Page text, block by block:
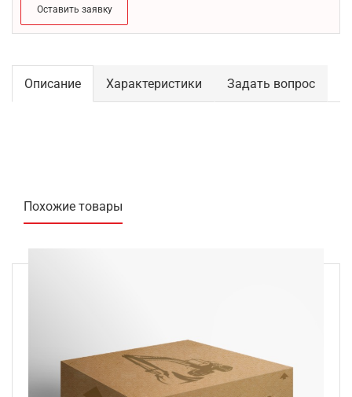
Оставить заявку
Описание Характеристики Задать вопрос
Похожие товары